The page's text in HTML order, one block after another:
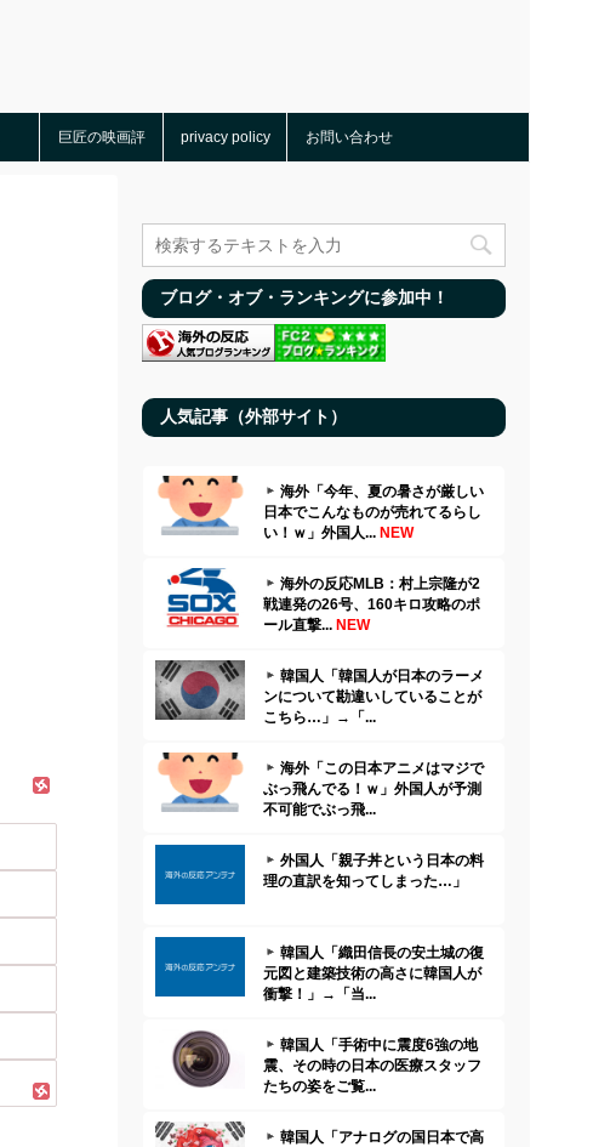
巨匠の映画評 privacy policy お問い合わせ
ブログ・オブ・ランキングに参加中！
人気記事（外部サイト）
海外「今年、夏の暑さが厳しい
日本でこんなものが売れてるらし
い！ｗ」外国人... NEW
海外の反応MLB：村上宗隆が2
戦連発の26号、160キロ攻略のポ
ール直撃... NEW
韓国人「韓国人が日本のラーメ
ンについて勘違いしていることが
こちら…」→「...
海外「この日本アニメはマジで
ぶっ飛んでる！ｗ」外国人が予測
不可能でぶっ飛...
外国人「親子丼という日本の料
理の直訳を知ってしまった…」
韓国人「織田信長の安土城の復
元図と建築技術の高さに韓国人が
衝撃！」→「当...
韓国人「手術中に震度6強の地
震、その時の日本の医療スタッフ
たちの姿をご覧...
韓国人「アナログの国日本で高